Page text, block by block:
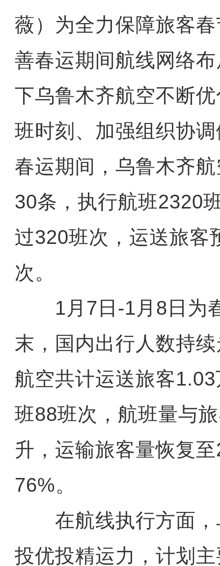
薇）为全力保障旅客
善春运期间航线网络
下乌鲁木齐航空不断
班时刻、加强组织协
春运期间，乌鲁木齐
30条，执行航班2320
过320班次，运送旅客
次。
1月7日-1月8日为
末，国内出行人数持
航空共计运送旅客
班88班次，航班量与
升，运输旅客量恢复
76%。
在航线执行方面，
投优投精运力，计划